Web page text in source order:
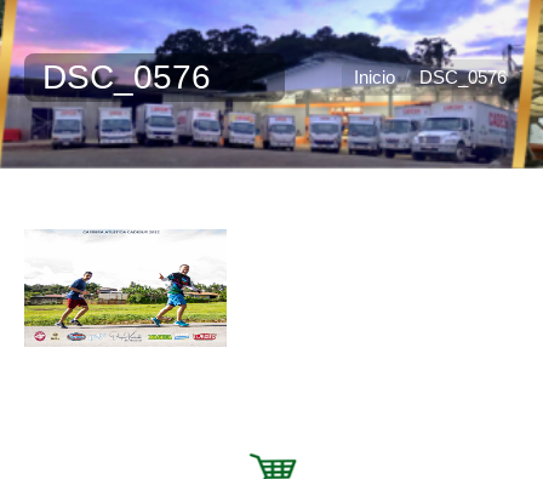
DSC_0576 Estás aquí:Inicio DSC_0576